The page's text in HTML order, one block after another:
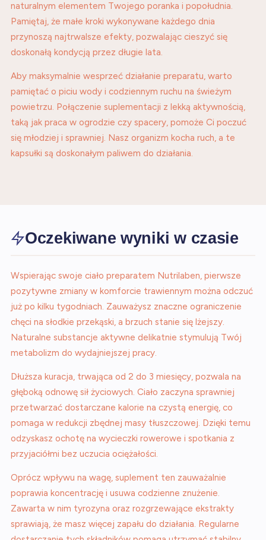
naturalnym elementem Twojego poranka i popołudnia.
Pamiętaj, że małe kroki wykonywane każdego dnia
przynoszą najtrwalsze efekty, pozwalając cieszyć się
doskonałą kondycją przez długie lata.
Aby maksymalnie wesprzeć działanie preparatu, warto
pamiętać o piciu wody i codziennym ruchu na świeżym
powietrzu. Połączenie suplementacji z lekką aktywnością,
taką jak praca w ogrodzie czy spacery, pomoże Ci poczuć
się młodziej i sprawniej. Nasz organizm kocha ruch, a te
kapsułki są doskonałym paliwem do działania.
Oczekiwane wyniki w czasie
Wspierając swoje ciało preparatem Nutrilaben, pierwsze
pozytywne zmiany w komforcie trawiennym można odczuć
już po kilku tygodniach. Zauważysz znaczne ograniczenie
chęci na słodkie przekąski, a brzuch stanie się lżejszy.
Naturalne substancje aktywne delikatnie stymulują Twój
metabolizm do wydajniejszej pracy.
Dłuższa kuracja, trwająca od 2 do 3 miesięcy, pozwala na
głęboką odnowę sił życiowych. Ciało zaczyna sprawniej
przetwarzać dostarczane kalorie na czystą energię, co
pomaga w redukcji zbędnej masy tłuszczowej. Dzięki temu
odzyskasz ochotę na wycieczki rowerowe i spotkania z
przyjaciółmi bez uczucia ociężałości.
Oprócz wpływu na wagę, suplement ten zauważalnie
poprawia koncentrację i usuwa codzienne znużenie.
Zawarta w nim tyrozyna oraz rozgrzewające ekstrakty
sprawiają, że masz więcej zapału do działania. Regularne